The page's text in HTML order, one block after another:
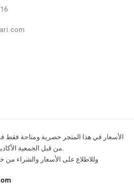
الأسعار في هذا المتجر حصرية ومتاحة فقط
من قبل الجمعية الأكاديمية للأبحاث والنشر في تركيا.
وللاطلاع على الأسعار والشراء من